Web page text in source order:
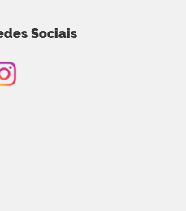
Sociais